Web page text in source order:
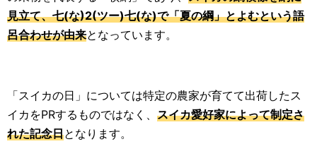
見立て、七(な)2(ツー)七(な)で「夏の綱」とよむという語
呂合わせが由来となっています。
「スイカの日」については特定の農家が育てて出荷したス
イカをPRするものではなく、 スイカ愛好家によって制定さ
れた記念日となります。